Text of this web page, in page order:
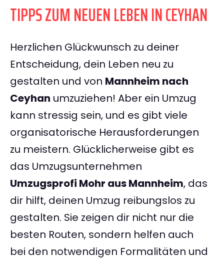
TIPPS ZUM NEUEN LEBEN IN CEYHAN
Herzlichen Glückwunsch zu deiner
Entscheidung, dein Leben neu zu
gestalten und von Mannheim nach
Ceyhan umzuziehen! Aber ein Umzug
kann stressig sein, und es gibt viele
organisatorische Herausforderungen
zu meistern. Glücklicherweise gibt es
das Umzugsunternehmen
Umzugsprofi Mohr aus Mannheim, das
dir hilft, deinen Umzug reibungslos zu
gestalten. Sie zeigen dir nicht nur die
besten Routen, sondern helfen auch
bei den notwendigen Formalitäten und